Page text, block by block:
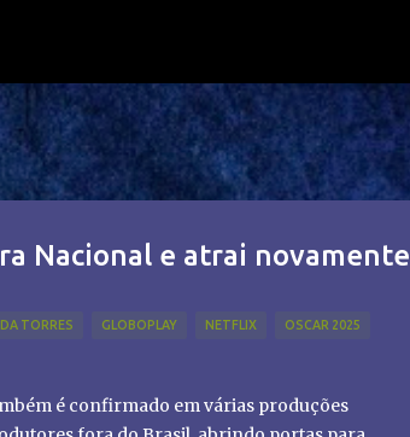
Nacional e atrai novamente
TORRES GLOBOPLAY NETFLIX OSCAR 2025
é confirmado em várias produções